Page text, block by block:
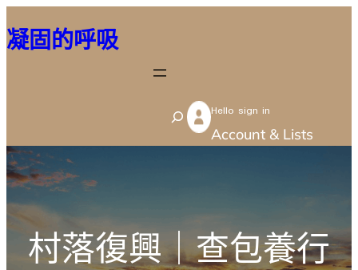
至
容
凝固的呼吸
S
e
Hello sign in
Account & Lists
村落復興｜查包養行